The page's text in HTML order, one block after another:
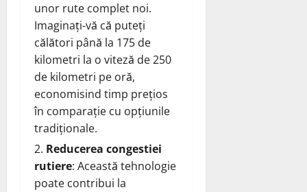
unor rute complet noi.
Imaginați-vă că puteți
călători până la 175 de
kilometri la o viteză de 250
de kilometri pe oră,
economisind timp prețios
în comparație cu opțiunile
tradiționale.
Reducerea congestiei
rutiere: Această tehnologie
poate contribui la